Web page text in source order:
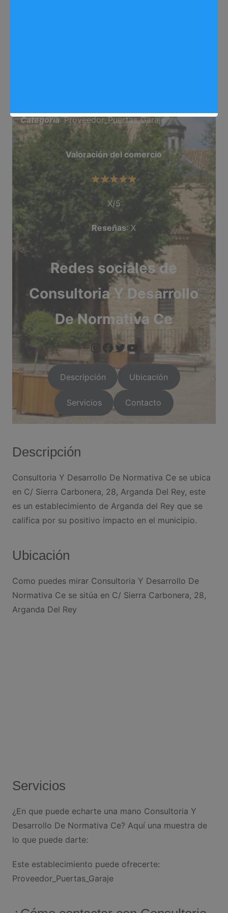
Categoría: Proveedor_Puertas_Garaje
Valoración del comercio
X/5
Reseñas: X
Redes sociales de
Consultoria Y Desarrollo
De Normativa Ce
https://www.instagram.com/arganda.info/?next=%2F
facebook.com/
https://twitter.com/i/flow/
https://
Descripción Ubicación
Servicios Contacto
Descripción
Consultoria Y Desarrollo De Normativa Ce se ubica
en C/ Sierra Carbonera, 28, Arganda Del Rey, este
es un establecimiento de Arganda del Rey que se
califica por su positivo impacto en el municipio.
Ubicación
Como puedes mirar Consultoria Y Desarrollo De
Normativa Ce se sitúa en C/ Sierra Carbonera, 28,
Arganda Del Rey
Servicios
¿En que puede echarte una mano Consultoria Y
Desarrollo De Normativa Ce? Aquí una muestra de
lo que puede darte:
Este establecimiento puede ofrecerte:
Proveedor_Puertas_Garaje